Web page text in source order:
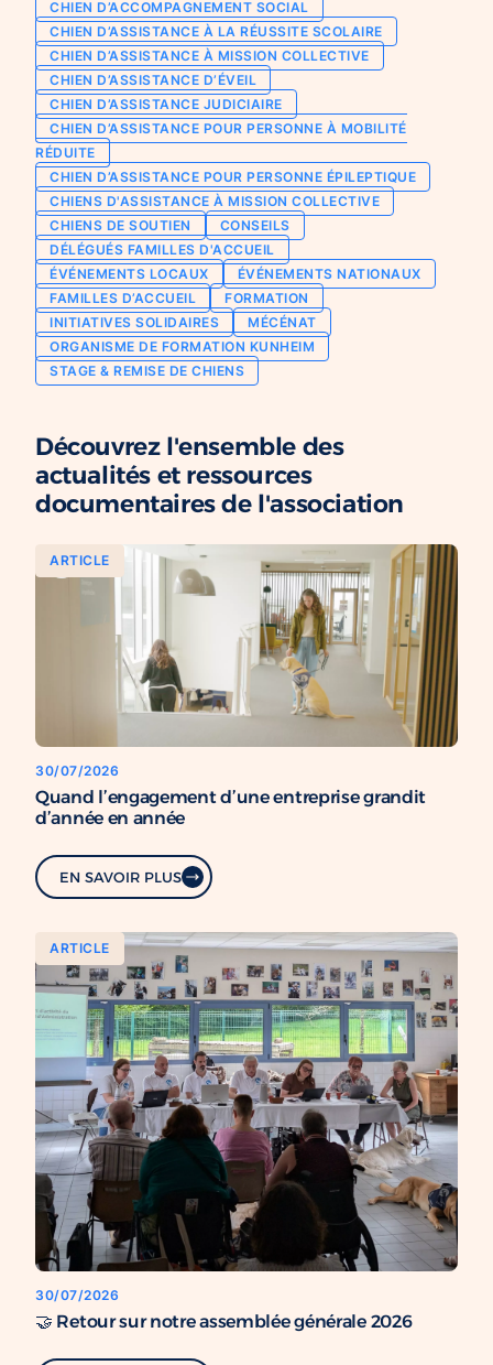
Chien d’assistance pour personne
épileptique
CHIENS À MISSION COLLECTIVE
Chien d’assistance d’accompagnement
social
Chien d’assistance à la réussite scolaire
Chien d’assistance judiciaire
Je deviens mécène ou partenaire
Ils nous soutiennent
Je m’engage / j’engage mes collaborateurs
Je lance une collecte
J’engage mes clients
CHIEN D’ACCOMPAGNEMENT SOCIAL
CHIEN D’ASSISTANCE À LA RÉUSSITE SCOLAIRE
CHIEN D’ASSISTANCE À MISSION COLLECTIVE
CHIEN D’ASSISTANCE D’ÉVEIL
CHIEN D’ASSISTANCE JUDICIAIRE
CHIEN D’ASSISTANCE POUR PERSONNE À MOBILITÉ
RÉDUITE
CHIEN D’ASSISTANCE POUR PERSONNE ÉPILEPTIQUE
CHIENS D'ASSISTANCE À MISSION COLLECTIVE
CHIENS DE SOUTIEN
CONSEILS
DÉLÉGUÉS FAMILLES D'ACCUEIL
ÉVÉNEMENTS LOCAUX
ÉVÉNEMENTS NATIONAUX
FAMILLES D’ACCUEIL
FORMATION
INITIATIVES SOLIDAIRES
MÉCÉNAT
ORGANISME DE FORMATION KUNHEIM
STAGE & REMISE DE CHIENS
Découvrez l'ensemble des
actualités et ressources
documentaires de l'association
ARTICLE
30/07/2026
Quand l’engagement d’une entreprise grandit
d’année en année
EN SAVOIR PLUS
ARTICLE
30/07/2026
🤝 Retour sur notre assemblée générale 2026